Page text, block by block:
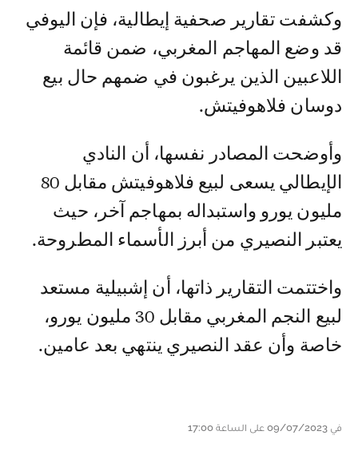
وكشفت تقارير صحفية إيطالية، فإن اليوفي
قد وضع المهاجم المغربي، ضمن قائمة
اللاعبين الذين يرغبون في ضمهم حال بيع
دوسان فلاهوفيتش.
وأوضحت المصادر نفسها، أن النادي
الإيطالي يسعى لبيع فلاهوفيتش مقابل 80
مليون يورو واستبداله بمهاجم آخر، حيث
يعتبر النصيري من أبرز الأسماء المطروحة.
واختتمت التقارير ذاتها، أن إشبيلية مستعد
لبيع النجم المغربي مقابل 30 مليون يورو،
خاصة وأن عقد النصيري ينتهي بعد عامين.
في 09/07/2023 على الساعة 17:00